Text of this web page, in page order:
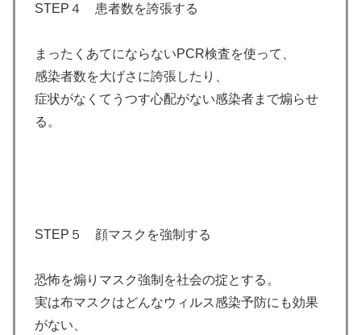
STEP４ 患者数を誇張する
まったくあてにならないPCR検査を使って、
感染者数を大げさに誇張したり、
症状がなくてうつす心配がない感染者まで煽らせ
る。
STEP５ 顔マスクを強制する
恐怖を煽りマスク強制を社会の掟とする。
実は布マスクはどんなウィルス感染予防にも効果
がない、